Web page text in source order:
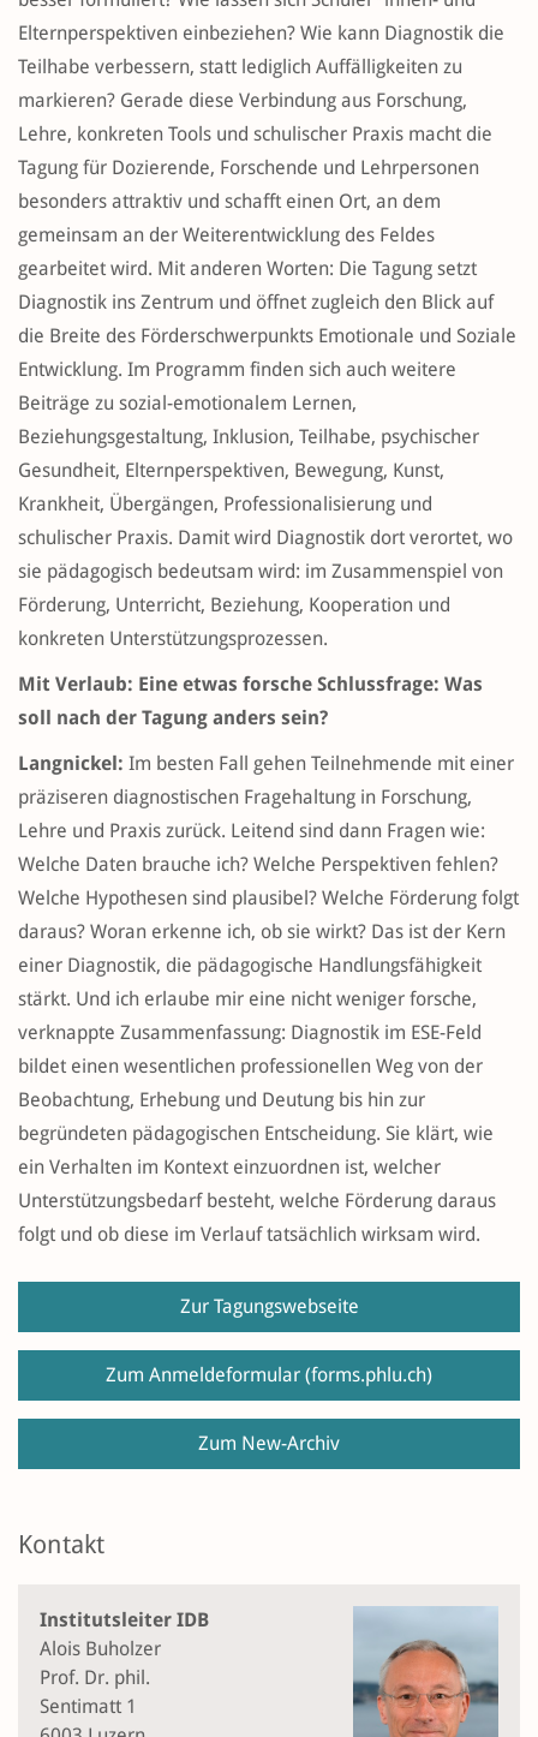
Elternperspektiven einbeziehen? Wie kann Diagnostik die
Teilhabe verbessern, statt lediglich Auffälligkeiten zu
markieren? Gerade diese Verbindung aus Forschung,
Lehre, konkreten Tools und schulischer Praxis macht die
Tagung für Dozierende, Forschende und Lehrpersonen
besonders attraktiv und schafft einen Ort, an dem
gemeinsam an der Weiterentwicklung des Feldes
gearbeitet wird. Mit anderen Worten: Die Tagung setzt
Diagnostik ins Zentrum und öffnet zugleich den Blick auf
die Breite des Förderschwerpunkts Emotionale und Soziale
Entwicklung. Im Programm finden sich auch weitere
Beiträge zu sozial-emotionalem Lernen,
Beziehungsgestaltung, Inklusion, Teilhabe, psychischer
Gesundheit, Elternperspektiven, Bewegung, Kunst,
Krankheit, Übergängen, Professionalisierung und
schulischer Praxis. Damit wird Diagnostik dort verortet, wo
sie pädagogisch bedeutsam wird: im Zusammenspiel von
Förderung, Unterricht, Beziehung, Kooperation und
konkreten Unterstützungsprozessen.
Mit Verlaub: Eine etwas forsche Schlussfrage: Was
soll nach der Tagung anders sein?
Langnickel: Im besten Fall gehen Teilnehmende mit einer
präziseren diagnostischen Fragehaltung in Forschung,
Lehre und Praxis zurück. Leitend sind dann Fragen wie:
Welche Daten brauche ich? Welche Perspektiven fehlen?
Welche Hypothesen sind plausibel? Welche Förderung folgt
daraus? Woran erkenne ich, ob sie wirkt? Das ist der Kern
einer Diagnostik, die pädagogische Handlungsfähigkeit
stärkt. Und ich erlaube mir eine nicht weniger forsche,
verknappte Zusammenfassung: Diagnostik im ESE-Feld
bildet einen wesentlichen professionellen Weg von der
Beobachtung, Erhebung und Deutung bis hin zur
begründeten pädagogischen Entscheidung. Sie klärt, wie
ein Verhalten im Kontext einzuordnen ist, welcher
Unterstützungsbedarf besteht, welche Förderung daraus
folgt und ob diese im Verlauf tatsächlich wirksam wird.
Zur Tagungswebseite
Zum Anmeldeformular (forms.phlu.ch)
Zum New-Archiv
Kontakt
Institutsleiter IDB
Alois Buholzer
Prof. Dr. phil.
Sentimatt 1